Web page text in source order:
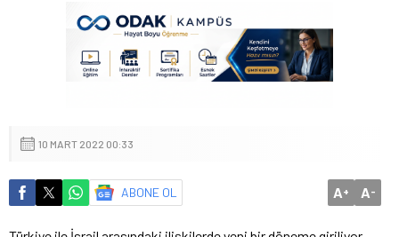
10 MART 2022 00:33
ABONE OL A+ A-